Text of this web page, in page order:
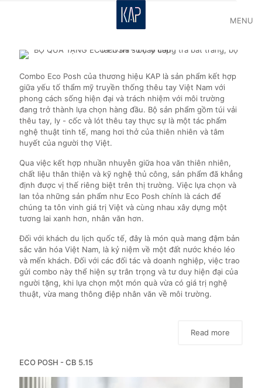
MENU
Combo Eco Posh của thương hiệu KAP là sản phẩm kết hợp
giữa yếu tố thẩm mỹ truyền thống thêu tay Việt Nam với
phong cách sống hiện đại và trách nhiệm với môi trường
đang trở thành lựa chọn hàng đầu. Bộ sản phẩm gồm túi vải
thêu tay, ly - cốc và lót thêu tay thực sự là một tác phẩm
nghệ thuật tinh tế, mang hơi thở của thiên nhiên và tâm
huyết của người thợ Việt.
Qua việc kết hợp nhuần nhuyễn giữa hoa văn thiên nhiên,
chất liệu thân thiện và kỹ nghệ thủ công, sản phẩm đã khẳng
định được vị thế riêng biệt trên thị trường. Việc lựa chọn và
lan tỏa những sản phẩm như Eco Posh chính là cách để
chúng ta tôn vinh giá trị Việt và cùng nhau xây dựng một
tương lai xanh hơn, nhân văn hơn.
Đối với khách du lịch quốc tế, đây là món quà mang đậm bản
sắc văn hóa Việt Nam, là kỷ niệm về một đất nước khéo léo
và mến khách. Đối với các đối tác và doanh nghiệp, việc trao
gửi combo này thể hiện sự trân trọng và tư duy hiện đại của
người tặng, khi lựa chọn một món quà vừa có giá trị nghệ
thuật, vừa mang thông điệp nhân văn về môi trường.
Read more
ECO POSH - CB 5.15